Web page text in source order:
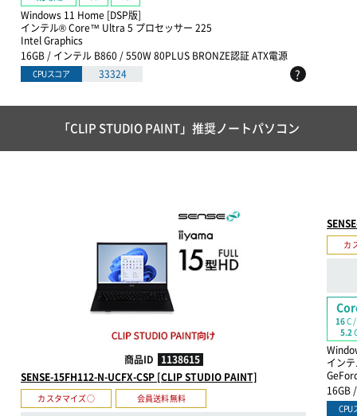
Windows 11 Home [DSP版]
インテル® Core™ Ultra 5 プロセッサー 225
Intel Graphics
16GB / インテル B860 / 550W 80PLUS BRONZE認証 ATX電源
CPUスコア 33324 ?
「CLIP STUDIO PAINT」推奨ノートパソコン
商品ID
1138615
SENSE-15FH112-N-UCFX-CSP [CLIP STUDIO PAINT]
カスタマイズ○ 会員送料無料
カ
16C /
5.2
イン
16GB
CPU